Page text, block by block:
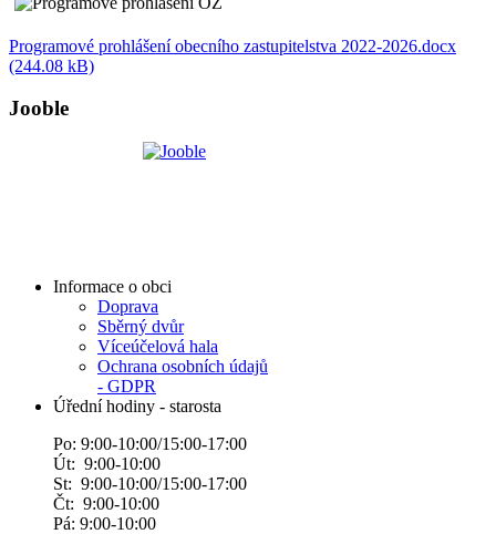
Programové prohlášení obecního zastupitelstva 2022-2026.docx
(244.08 kB)
Jooble
Informace o obci
Doprava
Sběrný dvůr
Víceúčelová hala
Ochrana osobních údajů
- GDPR
Úřední hodiny - starosta
Po: 9:00-10:00/15:00-17:00
Út: 9:00-10:00
St: 9:00-10:00/15:00-17:00
Čt: 9:00-10:00
Pá: 9:00-10:00